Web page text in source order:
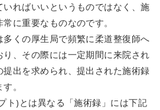
ればいいというものではなく、施
に重要なものなのです。
くの厚生局で頻繁に柔道整復師へ
、その際には一定期間に来院され
出を求められ、提出された施術録
。
ト)とは異なる「施術録」には下記